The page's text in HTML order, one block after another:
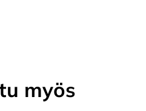
myös